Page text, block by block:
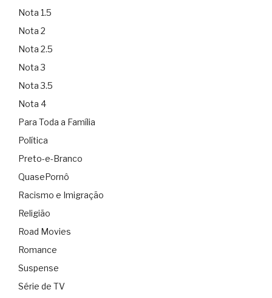
Nota 1.5
Nota 2
Nota 2.5
Nota 3
Nota 3.5
Nota 4
Para Toda a Família
Política
Preto-e-Branco
QuasePornô
Racismo e Imigração
Religião
Road Movies
Romance
Suspense
Série de TV